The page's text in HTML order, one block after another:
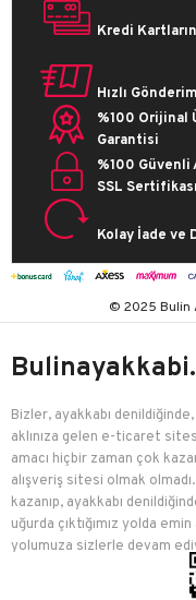
Kredi
Hızlı
%100 Orijinal
Garantisi
%100 Güvenli
SSL
Kolay İade ve
© 2025 Bulin
Bizler, ayakkabı
aklınıza gelen e-ticaret
amacı hiçbir zaman çok
alışveriş sitesi olmak
kazanıp, ayakkabı
uğurda çıktığımız yolda
yolumuza sizlerle devam
baktığımızda birçok mutlu